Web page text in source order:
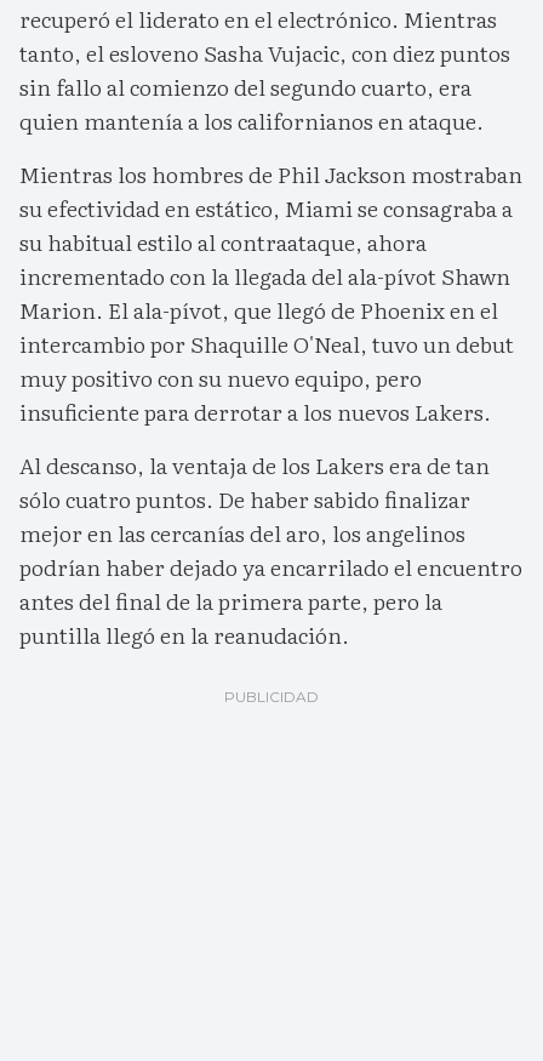
recuperó el liderato en el electrónico. Mientras
tanto, el esloveno Sasha Vujacic, con diez puntos
sin fallo al comienzo del segundo cuarto, era
quien mantenía a los californianos en ataque.
Mientras los hombres de Phil Jackson mostraban
su efectividad en estático, Miami se consagraba a
su habitual estilo al contraataque, ahora
incrementado con la llegada del ala-pívot Shawn
Marion. El ala-pívot, que llegó de Phoenix en el
intercambio por Shaquille O'Neal, tuvo un debut
muy positivo con su nuevo equipo, pero
insuficiente para derrotar a los nuevos Lakers.
Al descanso, la ventaja de los Lakers era de tan
sólo cuatro puntos. De haber sabido finalizar
mejor en las cercanías del aro, los angelinos
podrían haber dejado ya encarrilado el encuentro
antes del final de la primera parte, pero la
puntilla llegó en la reanudación.